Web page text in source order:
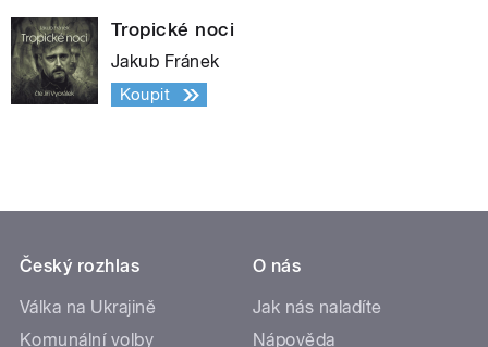
Tropické noci
Jakub Fránek
Koupit
Český rozhlas
Válka na Ukrajině
Komunální volby
O nás
Jak nás naladíte
Nápověda